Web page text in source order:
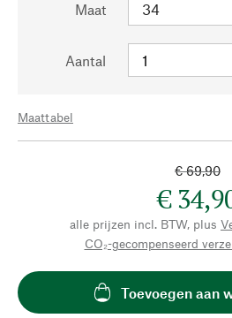
Maat
Aantal
Maattabel
€ 69,90
€
alle prijzen incl. BTW, plus
CO₂-gecompenseerd
Toevoegen aan